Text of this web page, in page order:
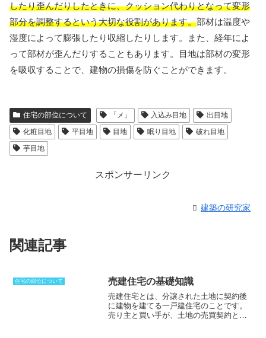
したり歪んだりしたときに、クッション代わりとなって変形
部分を調整するという大切な役割があります。部材は温度や
湿度によって膨張したり収縮したりします。また、経年によ
って部材が歪んだりすることもあります。目地は部材の変形
を吸収することで、建物の損傷を防ぐことができます。
住宅の部位について 「メ」 入込み目地
出目地
化粧目地
平目地 目地 眠り目地
破れ目地
芋目地
スポンサーリンク
建築の研究家
関連記事
住宅の部位について 売建住宅の基礎知識
売建住宅とは、分譲された土地に契約後
に建物を建てる一戸建住宅のことです。
売り主と買い手が、土地の売買契約と建